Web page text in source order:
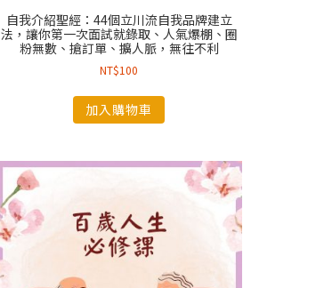
自我介紹聖經：44個立川流自我品牌建立
法，讓你第一次面試就錄取、人氣爆棚、圈
粉無數、搶訂單、擴人脈，無往不利
NT$100
加入購物車